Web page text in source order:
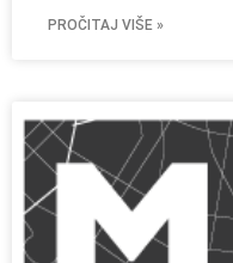
PROČITAJ VIŠE »